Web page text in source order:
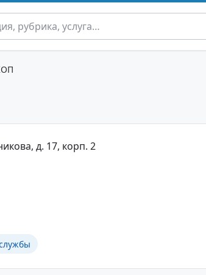
д. 17, корп. 2